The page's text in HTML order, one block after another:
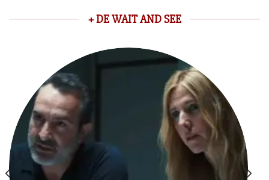
+ DE WAIT AND SEE